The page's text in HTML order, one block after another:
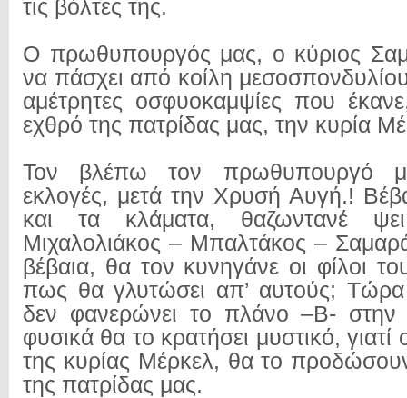
τις βόλτες της.
Ο πρωθυπουργός μας, ο κύριος
να πάσχει από κοίλη
αμέτρητες οσφυοκαμψίες που
εχθρό της πατρίδας μας, την κυρία
Τον βλέπω τον πρωθυπουργό
εκλογές, μετά την Χρυσή Αυγή.!
και τα κλάματα, θαζωντανέ
Μιχαλολιάκος – Μπαλτάκος –
βέβαια, θα τον κυνηγάνε οι φίλοι
πως θα γλυτώσει απ’ αυτούς; Τώρα
δεν φανερώνει το πλάνο –Β- στην
φυσικά θα το κρατήσει μυστικό,
της κυρίας Μέρκελ, θα το
της πατρίδας μας.